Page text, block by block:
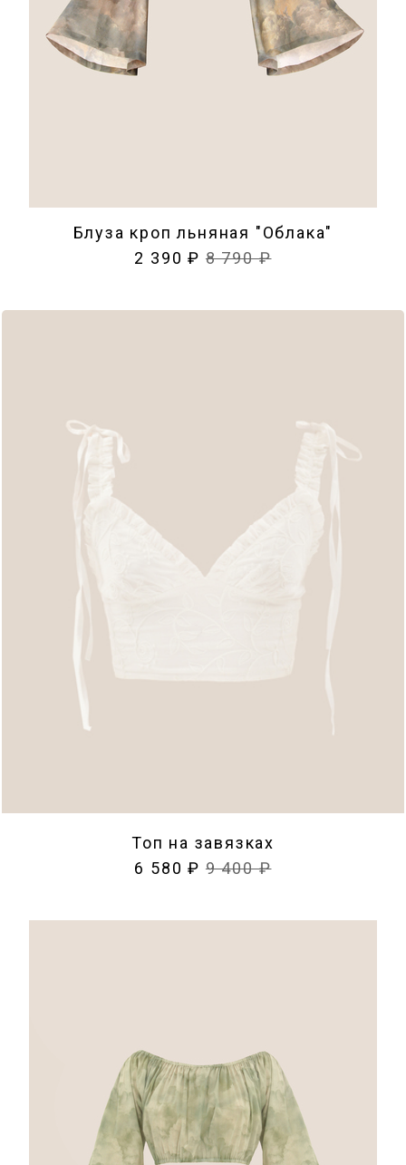
Блуза кроп льняная "Облака"
2 390 ₽ 8 790 ₽
Топ на завязках
6 580 ₽ 9 400 ₽